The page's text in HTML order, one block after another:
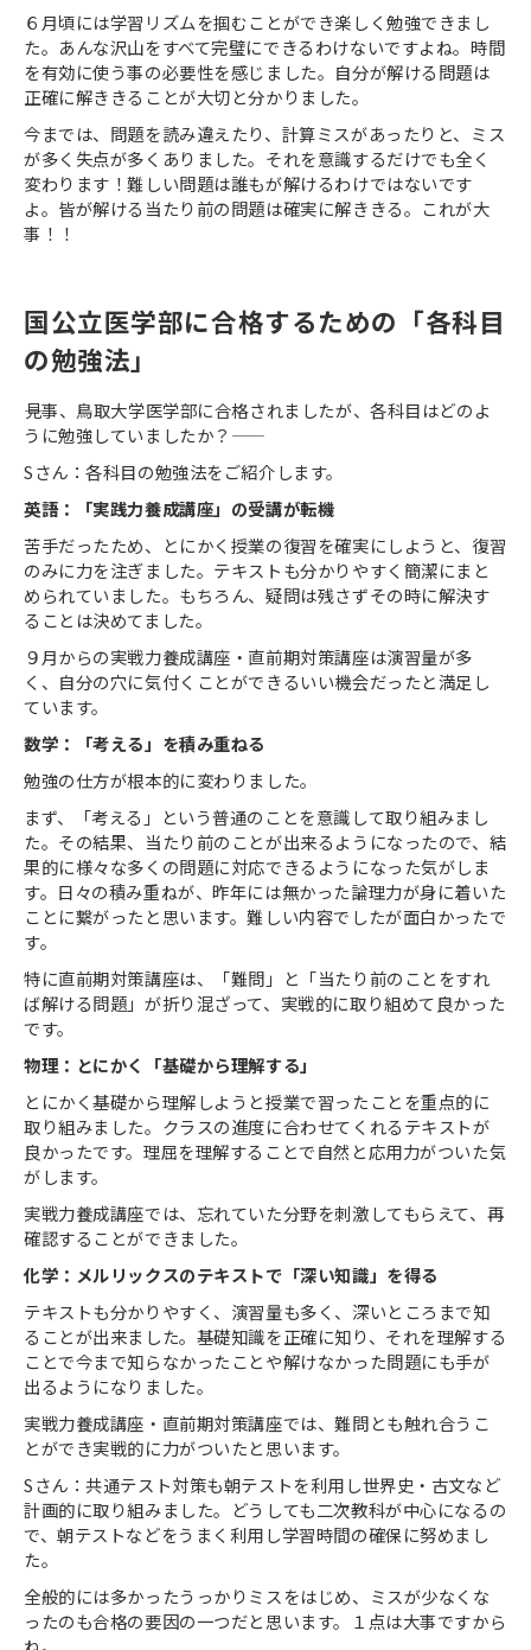
６月頃には学習リズムを掴むことができ楽しく勉強できまし
た。あんな沢山をすべて完璧にできるわけないですよね。時間
を有効に使う事の必要性を感じました。自分が解ける問題は
正確に解ききることが大切と分かりました。
今までは、問題を読み違えたり、計算ミスがあったりと、ミス
が多く失点が多くありました。それを意識するだけでも全く
変わります！難しい問題は誰もが解けるわけではないです
よ。皆が解ける当たり前の問題は確実に解ききる。これが大
事！！
国公立医学部に合格するための「各科目
の勉強法」
――見事、鳥取大学医学部に合格されましたが、各科目はどのよ
うに勉強していましたか？――
Sさん：各科目の勉強法をご紹介します。
英語：「実践力養成講座」の受講が転機
苦手だったため、とにかく授業の復習を確実にしようと、復習
のみに力を注ぎました。テキストも分かりやすく簡潔にまと
められていました。もちろん、疑問は残さずその時に解決す
ることは決めてました。
９月からの実戦力養成講座・直前期対策講座は演習量が多
く、自分の穴に気付くことができるいい機会だったと満足し
ています。
数学：「考える」を積み重ねる
勉強の仕方が根本的に変わりました。
まず、「考える」という普通のことを意識して取り組みまし
た。その結果、当たり前のことが出来るようになったので、結
果的に様々な多くの問題に対応できるようになった気がしま
す。日々の積み重ねが、昨年には無かった論理力が身に着いた
ことに繋がったと思います。難しい内容でしたが面白かったで
す。
特に直前期対策講座は、「難問」と「当たり前のことをすれ
ば解ける問題」が折り混ざって、実戦的に取り組めて良かった
です。
物理：とにかく「基礎から理解する」
とにかく基礎から理解しようと授業で習ったことを重点的に
取り組みました。クラスの進度に合わせてくれるテキストが
良かったです。理屈を理解することで自然と応用力がついた気
がします。
実戦力養成講座では、忘れていた分野を刺激してもらえて、再
確認することができました。
化学：メルリックスのテキストで「深い知識」を得る
テキストも分かりやすく、演習量も多く、深いところまで知
ることが出来ました。基礎知識を正確に知り、それを理解する
ことで今まで知らなかったことや解けなかった問題にも手が
出るようになりました。
実戦力養成講座・直前期対策講座では、難問とも触れ合うこ
とができ実戦的に力がついたと思います。
Sさん：共通テスト対策も朝テストを利用し世界史・古文など
計画的に取り組みました。どうしても二次教科が中心になるの
で、朝テストなどをうまく利用し学習時間の確保に努めまし
た。
全般的には多かったうっかりミスをはじめ、ミスが少なくな
ったのも合格の要因の一つだと思います。１点は大事ですから